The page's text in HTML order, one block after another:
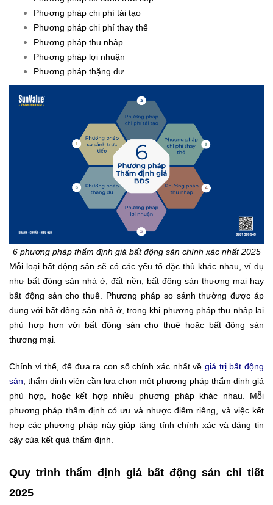
Phương pháp chi phí tái tạo
Phương pháp chi phí thay thế
Phương pháp thu nhập
Phương pháp lợi nhuận
Phương pháp thặng dư
6 phương pháp thẩm định giá bất động sản chính xác nhất 2025
Mỗi loại bất động sản sẽ có các yếu tố đặc thù khác nhau, ví dụ
như bất động sản nhà ở, đất nền, bất động sản thương mại hay
bất động sản cho thuê. Phương pháp so sánh thường được áp
dụng với bất động sản nhà ở, trong khi phương pháp thu nhập lại
phù hợp hơn với bất động sản cho thuê hoặc bất động sản
thương mại.
Chính vì thế, để đưa ra con số chính xác nhất về giá trị bất động
sản, thẩm định viên cần lựa chọn một phương pháp thẩm định giá
phù hợp, hoặc kết hợp nhiều phương pháp khác nhau. Mỗi
phương pháp thẩm định có ưu và nhược điểm riêng, và việc kết
hợp các phương pháp này giúp tăng tính chính xác và đáng tin
cậy của kết quả thẩm định.
Quy trình thẩm định giá bất động sản chi tiết
2025